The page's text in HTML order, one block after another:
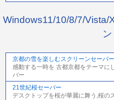
Windows11/10/8/7/Vista/
ン
京都の雪を楽しむスクリーンセーバー
感動する一時を 古都京都をテーマに
バー
21世紀桜セーバー
デスクトップを桜が華麗に舞う,桜の